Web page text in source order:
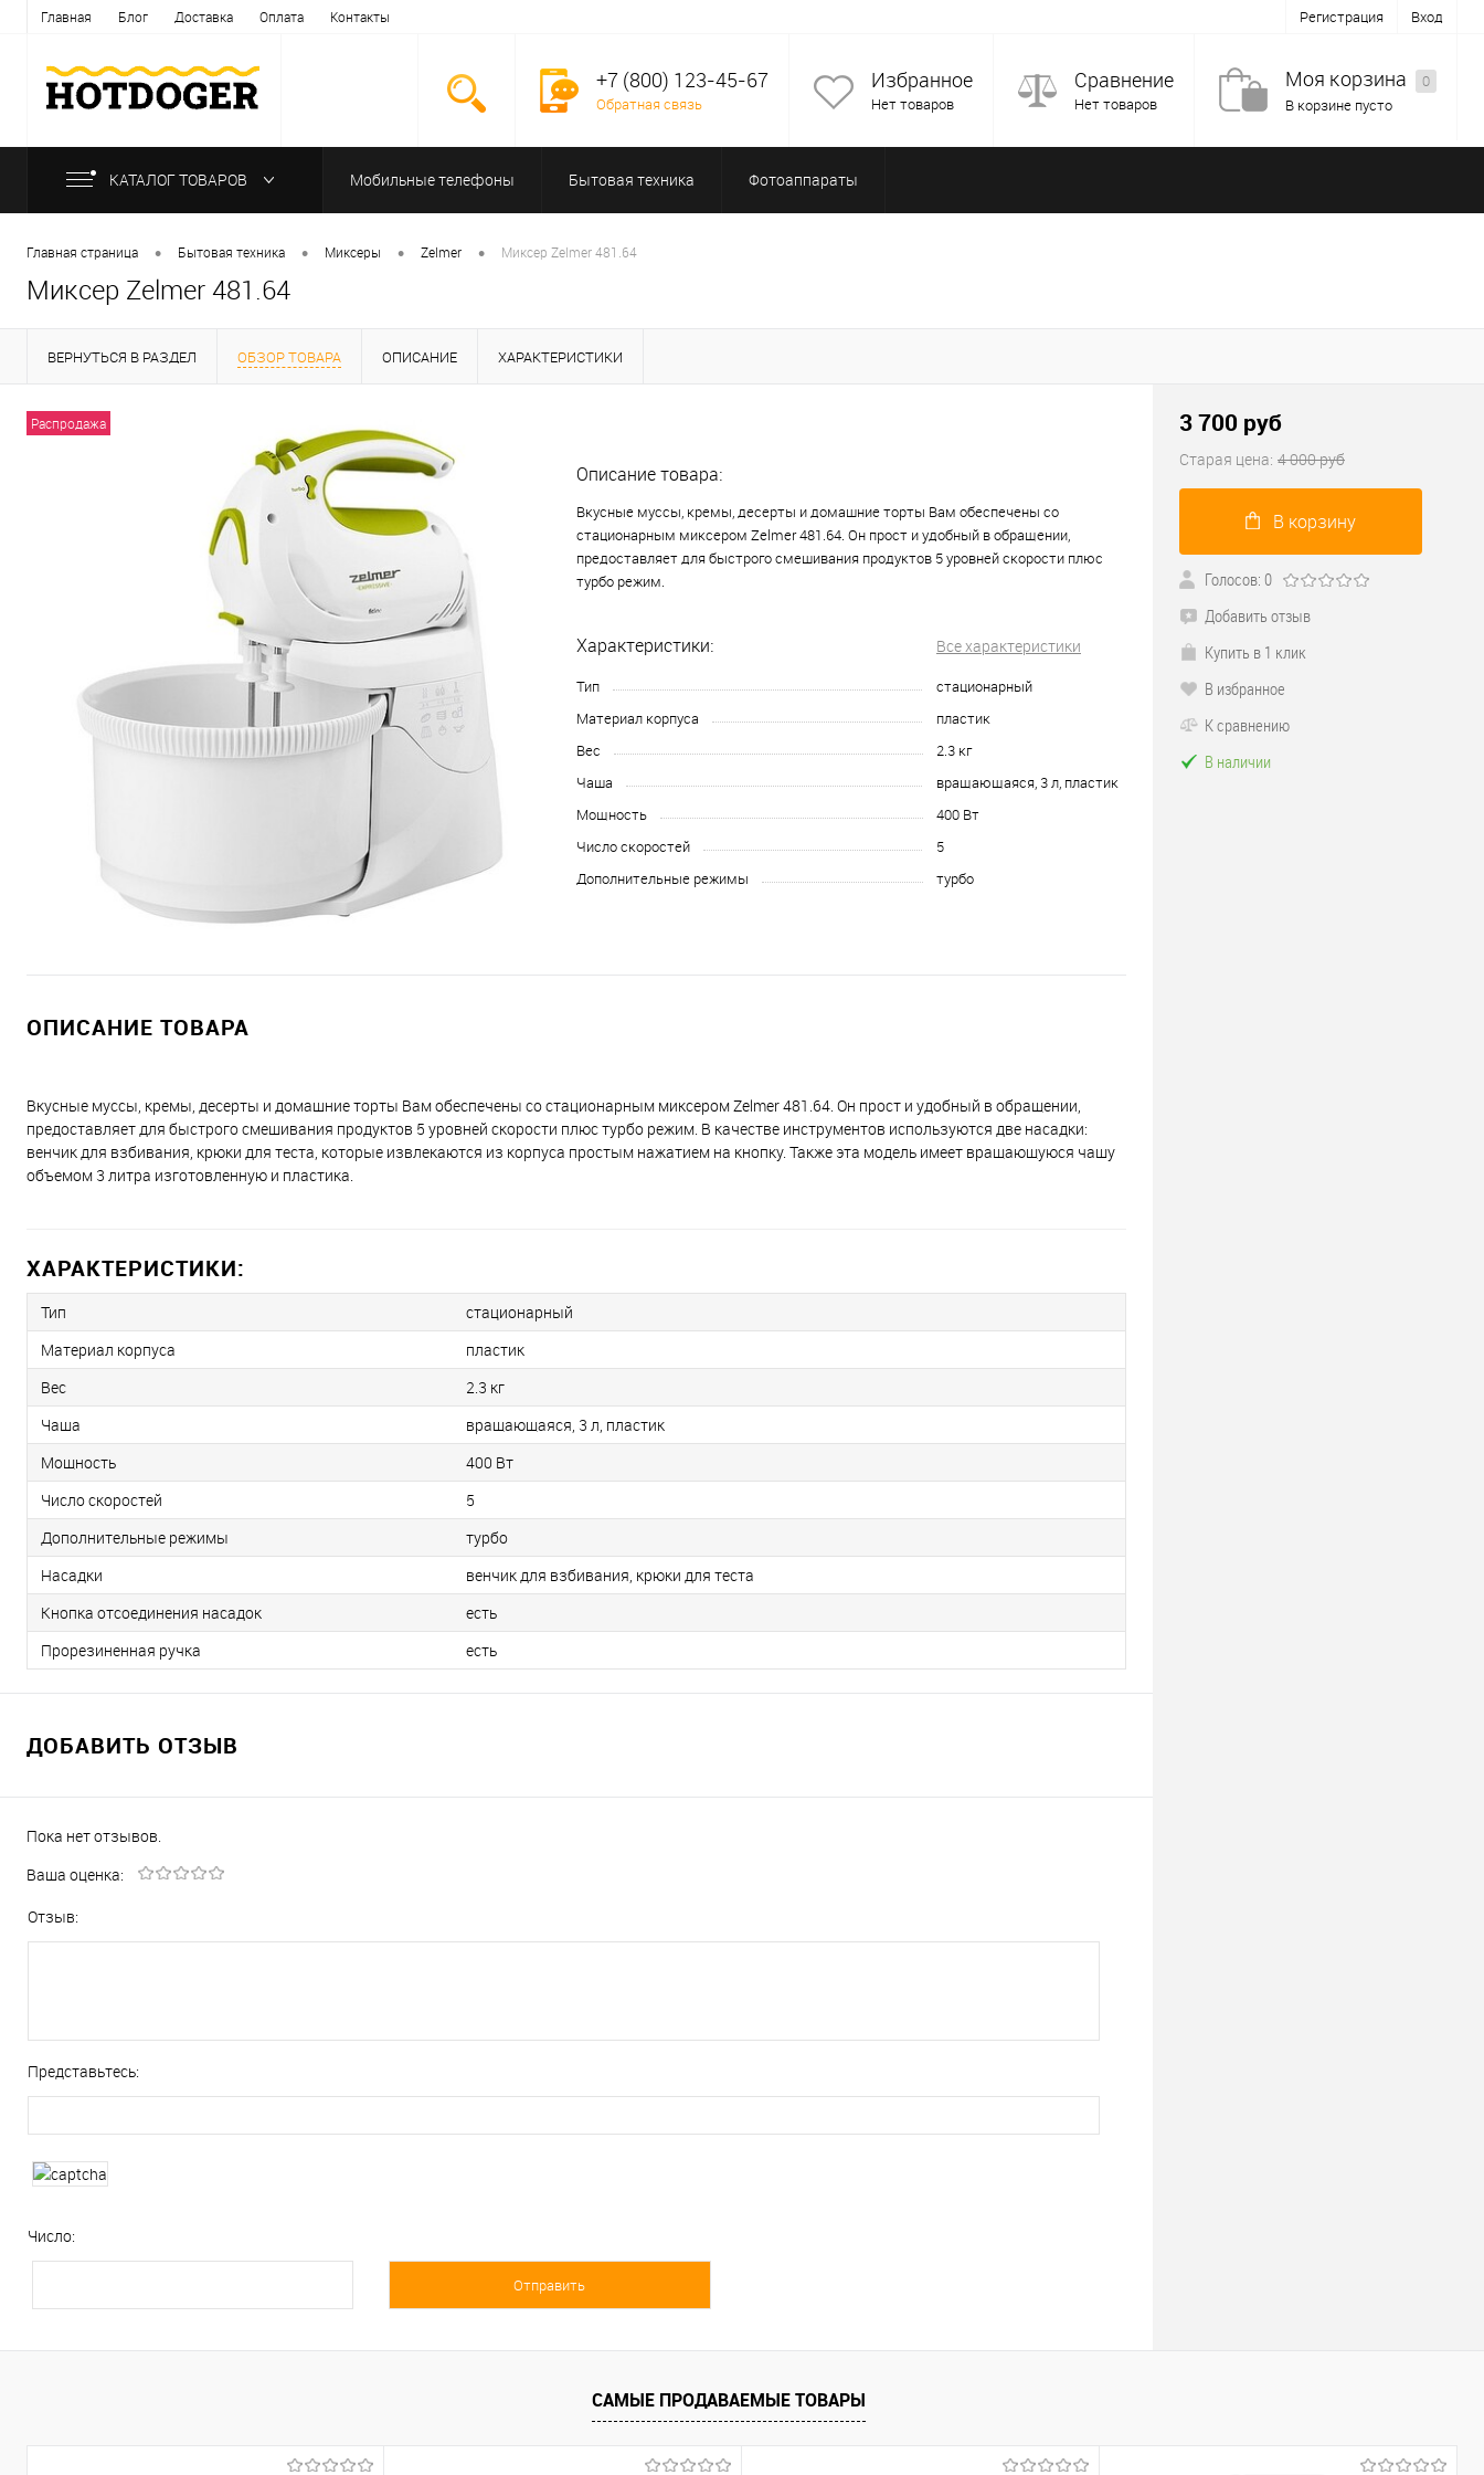
Главная Блог Доставка Оплата Контакты Регистрация Вход
+7 (800) 123-45-67
Обратная связь
Избранное
Нет товаров
Сравнение
Нет товаров
Моя корзина
0
В корзине пусто
КАТАЛОГ ТОВАРОВ Мобильные телефоны Бытовая техника Фотоаппараты
Главная страница • Бытовая техника • Миксеры • Zelmer • Миксер Zelmer 481.64
Миксер Zelmer 481.64
ВЕРНУТЬСЯ В РАЗДЕЛ ОБЗОР ТОВАРА ОПИСАНИЕ ХАРАКТЕРИСТИКИ
Распродажа
Описание товара:
Вкусные муссы, кремы, десерты и домашние торты Вам обеспечены со
стационарным миксером Zelmer 481.64. Он прост и удобный в обращении,
предоставляет для быстрого смешивания продуктов 5 уровней скорости плюс
турбо режим.
Характеристики: Все характеристики
Тип
стационарный
Материал корпуса
пластик
Вес
2.3 кг
Чаша
вращающаяся, 3 л, пластик
Мощность
400 Вт
Число скоростей
5
Дополнительные режимы
турбо
ОПИСАНИЕ ТОВАРА
Вкусные муссы, кремы, десерты и домашние торты Вам обеспечены со стационарным миксером Zelmer 481.64. Он прост и удобный в обращении,
предоставляет для быстрого смешивания продуктов 5 уровней скорости плюс турбо режим. В качестве инструментов используются две насадки:
венчик для взбивания, крюки для теста, которые извлекаются из корпуса простым нажатием на кнопку. Также эта модель имеет вращающуюся чашу
объемом 3 литра изготовленную и пластика.
ХАРАКТЕРИСТИКИ:
Тип
стационарный
Материал корпуса
пластик
Вес
2.3 кг
Чаша
вращающаяся, 3 л, пластик
Мощность
400 Вт
Число скоростей
5
Дополнительные режимы
турбо
Насадки
венчик для взбивания, крюки для теста
Кнопка отсоединения насадок
есть
Прорезиненная ручка
есть
ДОБАВИТЬ ОТЗЫВ
Пока нет отзывов.
Ваша оценка:
Отзыв:
Представьтесь:
Число:
3 700 руб
Старая цена: 4 000руб
В корзину
Голосов: 0
Добавить отзыв
Купить в 1 клик
В избранное
К сравнению
В наличии
САМЫЕ ПРОДАВАЕМЫЕ ТОВАРЫ